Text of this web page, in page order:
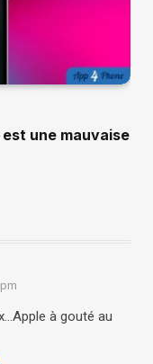
une mauvaise
à gouté au